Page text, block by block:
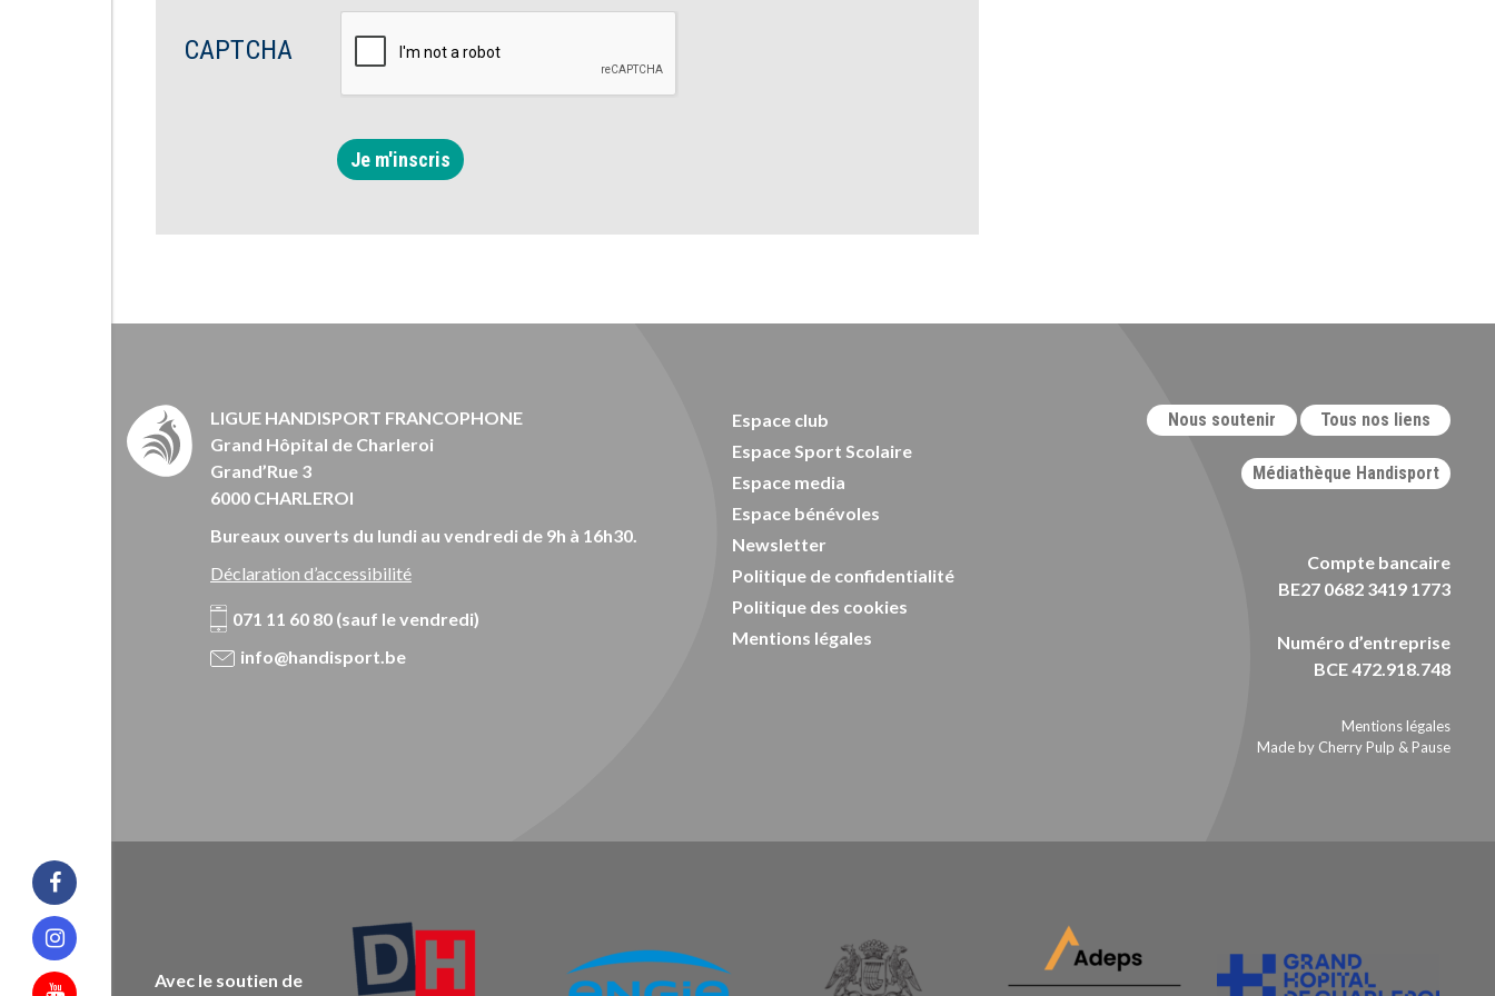
Facebook
Instagram
CAPTCHA
Je m'inscris
LIGUE HANDISPORT FRANCOPHONE
Grand Hôpital de Charleroi
Grand’Rue 3
6000 CHARLEROI
Bureaux ouverts du lundi au vendredi de 9h à 16h30.
Déclaration d’accessibilité
071 11 60 80 (sauf le vendredi)
info@handisport.be
Espace club
Espace Sport Scolaire
Espace media
Espace bénévoles
Newsletter
Politique de confidentialité
Politique des cookies
Mentions légales
Nous soutenir Tous nos liens
Médiathèque Handisport
Compte bancaire
BE27 0682 3419 1773
Numéro d’entreprise
BCE 472.918.748
Mentions légales
Made by Cherry Pulp & Pause
Avec le soutien de